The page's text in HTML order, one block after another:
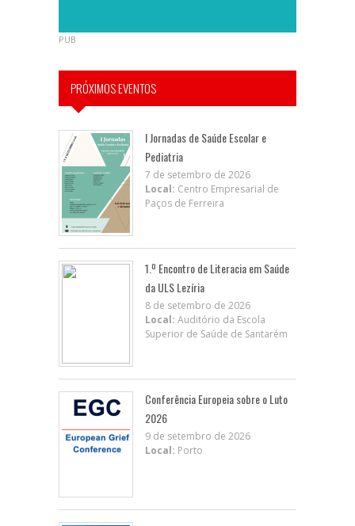
PUB
PRÓXIMOS EVENTOS
I Jornadas de Saúde Escolar e
Pediatria
7 de setembro de 2026
Local: Centro Empresarial de
Paços de Ferreira
1.º Encontro de Literacia em Saúde
da ULS Lezíria
8 de setembro de 2026
Local: Auditório da Escola
Superior de Saúde de Santarém
Conferência Europeia sobre o Luto
2026
9 de setembro de 2026
Local: Porto